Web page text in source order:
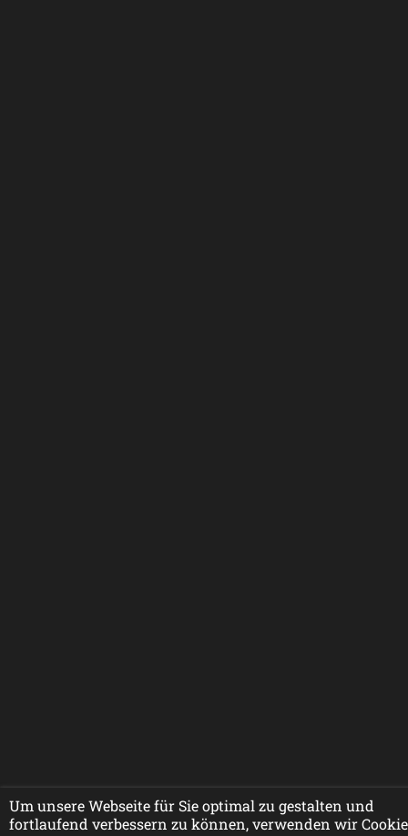
Um unsere Webseite für Sie optimal zu gestalten und
fortlaufend verbessern zu können, verwenden wir